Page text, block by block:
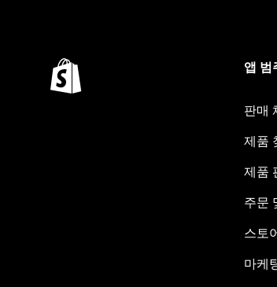
앱 범
판매
제품
제품
주문
스토
마케